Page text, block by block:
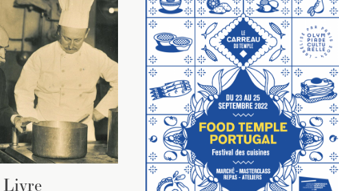
Livre